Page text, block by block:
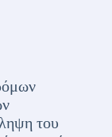
του